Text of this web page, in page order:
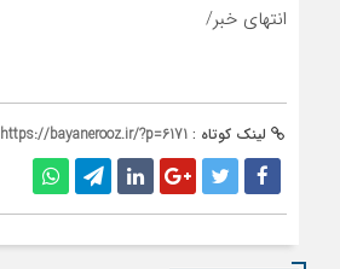
انتهای خبر/
لینک کوتاه : https://bayanerooz.ir/?p=6171